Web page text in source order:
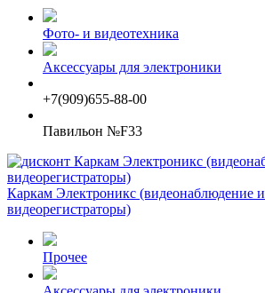
Фото- и видеотехника
Аксессуары для электроники
+7(909)655-88-00
Павильон №F33
Каркам Электроникс (видеонаблюдение и
видеорегистраторы)
Прочее